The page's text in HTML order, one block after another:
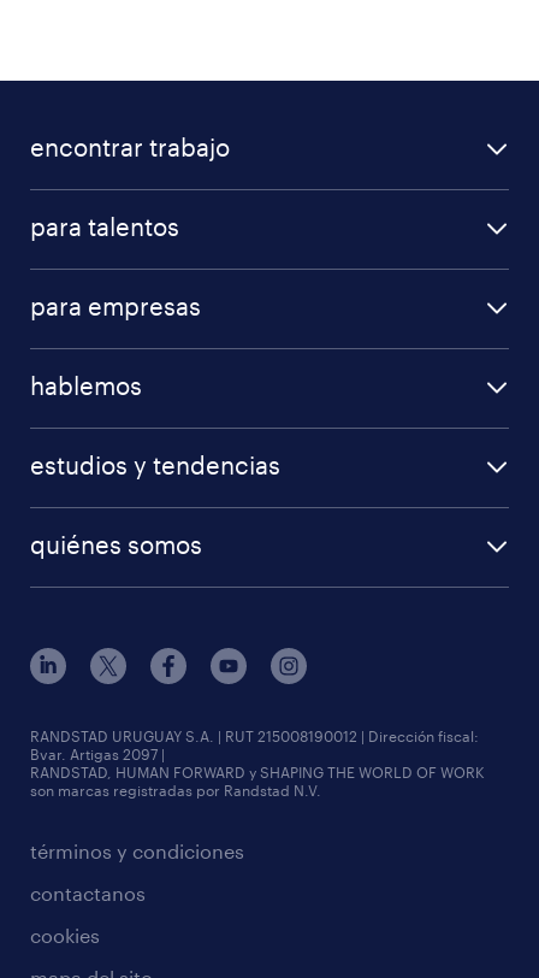
encontrar trabajo
para talentos
para empresas
hablemos
estudios y tendencias
quiénes somos
términos y condiciones
contactanos
cookies
RANDSTAD URUGUAY S.A. | RUT 215008190012 | Dirección fiscal:
Bvar. Artigas 2097 |
RANDSTAD, HUMAN FORWARD y SHAPING THE WORLD OF WORK
son marcas registradas por Randstad N.V.